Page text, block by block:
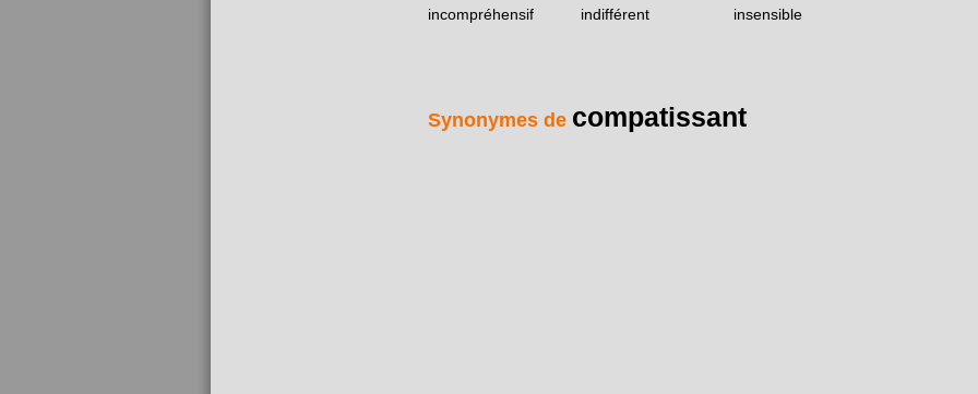
incompréhensif
indifférent insensible
Synonymes de compatissant